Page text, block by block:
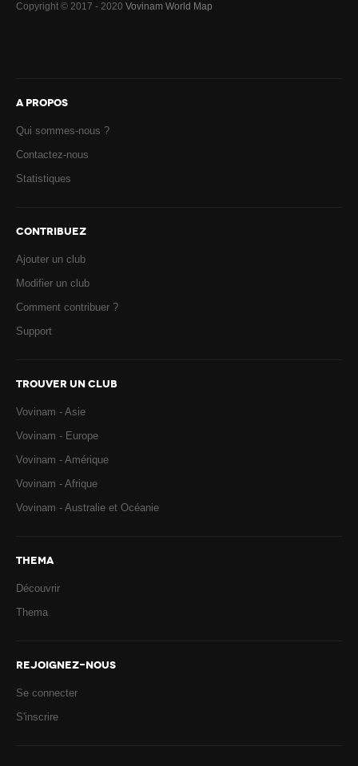
Copyright © 2017 - 2020 Vovinam World Map
A PROPOS
Qui sommes-nous ?
Contactez-nous
Statistiques
CONTRIBUEZ
Ajouter un club
Modifier un club
Comment contribuer ?
Support
TROUVER UN CLUB
Vovinam - Asie
Vovinam - Europe
Vovinam - Amérique
Vovinam - Afrique
Vovinam - Australie et Océanie
THEMA
Découvrir
Thema
REJOIGNEZ-NOUS
Se connecter
S'inscrire